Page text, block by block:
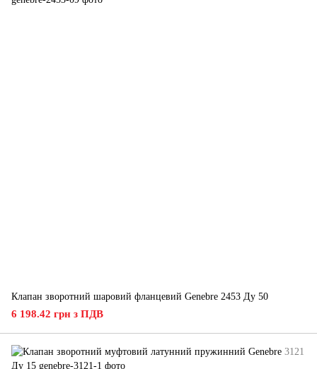
Клапан зворотний шаровий фланцевий Genebre 2453 Ду 50
6 198.42 грн з ПДВ